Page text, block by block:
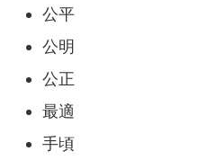
公平
公明
公正
最適
手頃